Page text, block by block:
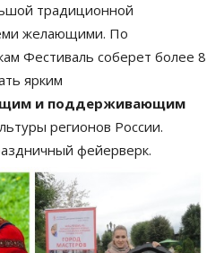
традиционной
желающими. По
Фестиваль соберет более 8
ярким
и поддерживающим
регионов России.
фейерверк.